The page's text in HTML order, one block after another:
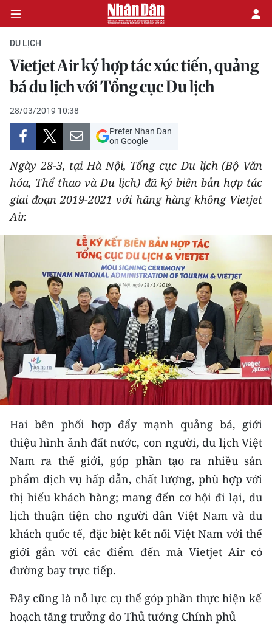
CHÍNH TRỊ
KINH TẾ
VĂN HÓA
XÃ HỘI
PHÁP LUẬT
THỂ THAO
GIÁO DỤC
Y TẾ
KHOA HỌC - CÔNG NGHỆ
MÔI TRƯỜNG
BẠN ĐỌC
KIỂM CHỨNG THÔNG TIN
TRI THỨC CHUYÊN SÂU
54 DÂN TỘC VIỆT NAM
CHƯƠNG TRÌNH OCOP - MỖI XÃ
MỘT SẢN PHẨM
RADIO
DU LỊCH
Vietjet Air ký hợp tác xúc tiến, quảng
bá du lịch với Tổng cục Du lịch
28/03/2019 10:38
Prefer Nhan Dan
on Google
Ngày 28-3, tại Hà Nội, Tổng cục Du lịch (Bộ Văn
hóa, Thể thao và Du lịch) đã ký biên bản hợp tác
giai đoạn 2019-2021 với hãng hàng không Vietjet
Air.
Hai bên phối hợp đẩy mạnh quảng bá, giới
thiệu hình ảnh đất nước, con người, du lịch Việt
Nam ra thế giới, góp phần tạo ra nhiều sản
phẩm dịch vụ hấp dẫn, chất lượng, phù hợp với
thị hiếu khách hàng; mang đến cơ hội đi lại, du
lịch thuận tiện cho người dân Việt Nam và du
khách quốc tế, đặc biệt kết nối Việt Nam với thế
giới gắn với các điểm đến mà Vietjet Air có
đường bay trực tiếp.
Đây cũng là nỗ lực cụ thể góp phần thực hiện kế
hoạch tăng trưởng do Thủ tướng Chính phủ